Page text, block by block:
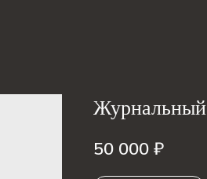
Журнальный
50 000 ₽